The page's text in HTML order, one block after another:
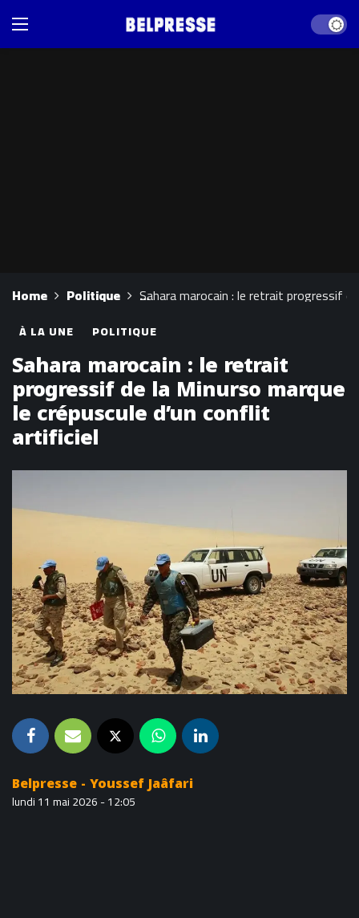
Dark
Home Politique Sahara marocain : le retrait progressif
À LA UNE POLITIQUE
Sahara marocain : le retrait
progressif de la Minurso marque
le crépuscule d’un conflit
artificiel
Belpresse - Youssef Jaâfari
lundi 11 mai 2026 - 12:05